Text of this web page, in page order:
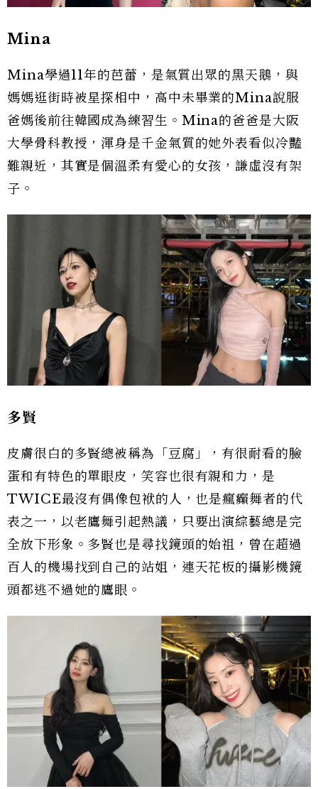
Mina
Mina學過11年的芭蕾，是氣質出眾的黑天鵝，與
媽媽逛街時被星探相中，高中未畢業的Mina說服
爸媽後前往韓國成為練習生。Mina的爸爸是大阪
大學骨科教授，渾身是千金氣質的她外表看似冷豔
難親近，其實是個溫柔有愛心的女孩，謙虛沒有架
子。
多賢
皮膚很白的多賢總被稱為「豆腐」，有很耐看的臉
蛋和有特色的單眼皮，笑容也很有親和力，是
TWICE最沒有偶像包袱的人，也是瘋癲舞者的代
表之一，以老鷹舞引起熱議，只要出演綜藝總是完
全放下形象。多賢也是尋找鏡頭的始祖，曾在超過
百人的機場找到自己的站姐，連天花板的攝影機鏡
頭都逃不過她的鷹眼。